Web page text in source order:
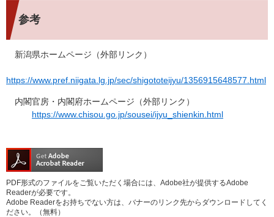
参考
新潟県ホームページ（外部リンク）
https://www.pref.niigata.lg.jp/sec/shigototeijyu/1356915648577.html
内閣官房・内閣府ホームページ（外部リンク）
https://www.chisou.go.jp/sousei/ijyu_shienkin.html
PDF形式のファイルをご覧いただく場合には、Adobe社が提供するAdobe
Readerが必要です。
Adobe Readerをお持ちでない方は、バナーのリンク先からダウンロードしてく
ださい。（無料）